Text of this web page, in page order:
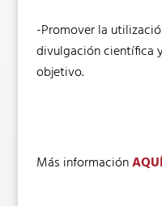
-Promover la
divulgación científica
objetivo.
Más información